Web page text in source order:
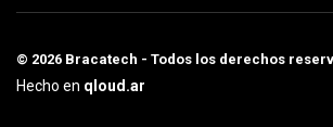
© 2026 Bracatech - Todos los derechos
Hecho en qloud.ar